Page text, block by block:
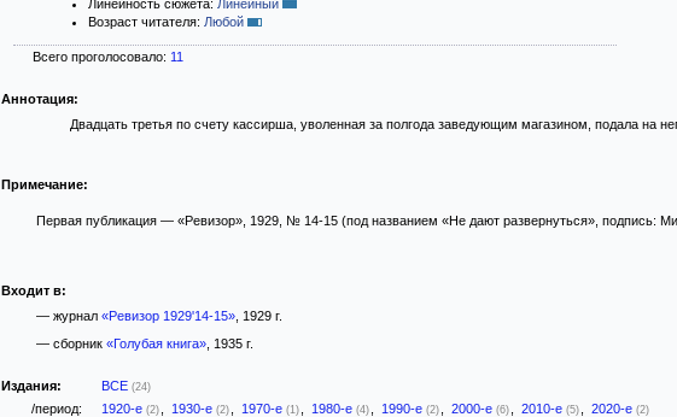
Линейность сюжета: Линейный
Возраст читателя: Любой
Всего проголосовало: 11
Аннотация:
Двадцать третья по счету кассирша, уволенная за полгода заведующим магазином, подала на
Примечание:
Первая публикация — «Ревизор», 1929, № 14-15 (под названием «Не дают развернуться», подпись:
Входит в:
— журнал «Ревизор 1929'14-15», 1929 г.
— сборник «Голубая книга», 1935 г.
Издания: ВСЕ (24)
/период: 1920-е (2) 1930-е (2) 1970-е (1) 1980-е (4) 1990-е (2) 2000-е (6) 2010-е (5) 2020-е (2)